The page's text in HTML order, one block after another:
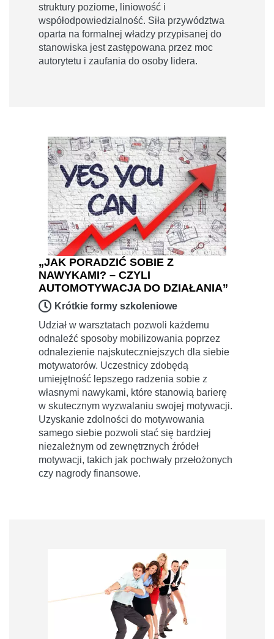
struktury poziome, liniowość i
współodpowiedzialność. Siła przywództwa
oparta na formalnej władzy przypisanej do
stanowiska jest zastępowana przez moc
autorytetu i zaufania do osoby lidera.
„JAK PORADZIĆ SOBIE Z
NAWYKAMI? – CZYLI
AUTOMOTYWACJA DO DZIAŁANIA”
Krótkie formy szkoleniowe
Udział w warsztatach pozwoli każdemu
odnaleźć sposoby mobilizowania poprzez
odnalezienie najskuteczniejszych dla siebie
motywatorów. Uczestnicy zdobędą
umiejętność lepszego radzenia sobie z
własnymi nawykami, które stanowią barierę
w skutecznym wyzwalaniu swojej motywacji.
Uzyskanie zdolności do motywowania
samego siebie pozwoli stać się bardziej
niezależnym od zewnętrznych źródeł
motywacji, takich jak pochwały przełożonych
czy nagrody finansowe.